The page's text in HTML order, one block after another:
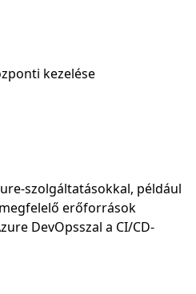
kezelése
szolgáltatásokkal, például
erőforrások
DevOpsszal a CI/CD-